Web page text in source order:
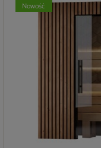
Nowość